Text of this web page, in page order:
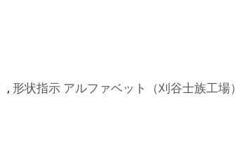
, 形状指示 アルファベット（刈谷士族工場）